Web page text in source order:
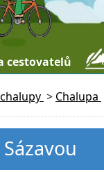
cestovatelů
> Chalupa